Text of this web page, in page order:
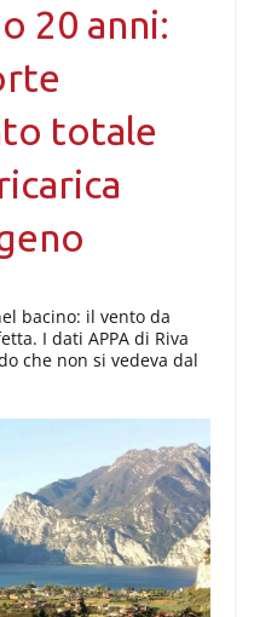
20 anni:
totale
bacino: il vento da
I dati APPA di Riva
che non si vedeva dal